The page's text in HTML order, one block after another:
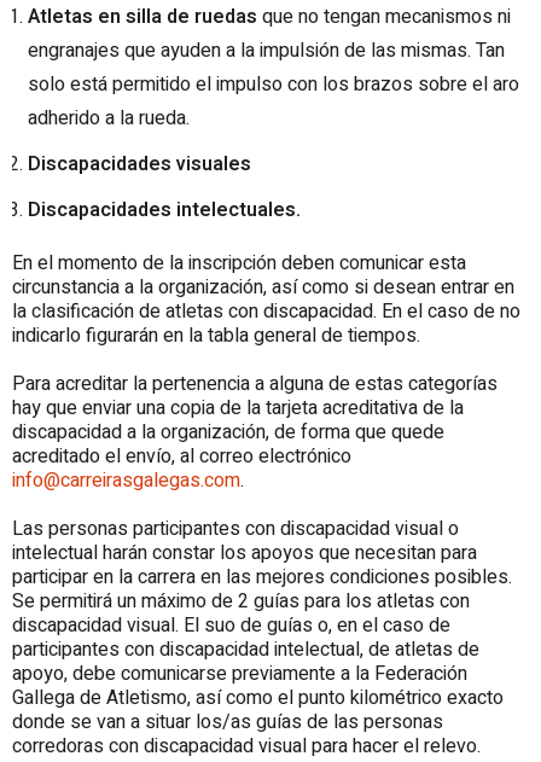
Atletas en silla de ruedas que no tengan mecanismos ni
engranajes que ayuden a la impulsión de las mismas. Tan
solo está permitido el impulso con los brazos sobre el aro
adherido a la rueda.
Discapacidades visuales
Discapacidades intelectuales.
En el momento de la inscripción deben comunicar esta
circunstancia a la organización, así como si desean entrar en
la clasificación de atletas con discapacidad. En el caso de no
indicarlo figurarán en la tabla general de tiempos.
Para acreditar la pertenencia a alguna de estas categorías
hay que enviar una copia de la tarjeta acreditativa de la
discapacidad a la organización, de forma que quede
acreditado el envío, al correo electrónico
info@carreirasgalegas.com.
Las personas participantes con discapacidad visual o
intelectual harán constar los apoyos que necesitan para
participar en la carrera en las mejores condiciones posibles.
Se permitirá un máximo de 2 guías para los atletas con
discapacidad visual. El suo de guías o, en el caso de
participantes con discapacidad intelectual, de atletas de
apoyo, debe comunicarse previamente a la Federación
Gallega de Atletismo, así como el punto kilométrico exacto
donde se van a situar los/as guías de las personas
corredoras con discapacidad visual para hacer el relevo.